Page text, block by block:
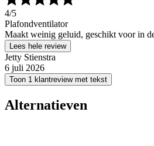
4/5
Plafondventilator
Maakt weinig geluid, geschikt voor in
Lees hele review
Jetty Stienstra
6 juli 2026
Toon 1 klantreview met tekst
Alternatieven